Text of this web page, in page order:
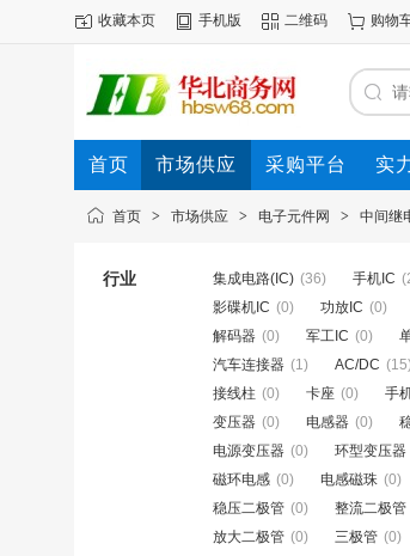
收藏本页 手机版 二维码 购物
首页 市场供应 采购平台 实
首页 > 市场供应 > 电子元件网 > 中间继
行业 集成电路(IC) (36) 手机IC
影碟机IC (0) 功放IC (0)
解码器 (0) 军工IC (0)
汽车连接器 (1) AC/DC (15)
接线柱 (0) 卡座 (0) 手
变压器 (0) 电感器 (0)
电源变压器 (0) 环型变压器
磁环电感 (0) 电感磁珠 (0)
稳压二极管 (0) 整流二极管
放大二极管 (0) 三极管 (0)